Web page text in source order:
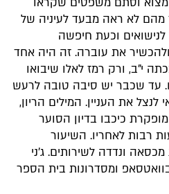
מהם לא ראה מבעד לעיניה של
וכעת חיפשה
את עוברה. זה היה אחד
י"ב, ורק רמז לאלו שיבואו
עד שכבר יש סיבה טובה לרעש
את העניין. המילים הריון,
כיכבו בדיון הסוער
רבות לאחריו. השיעור
ונדדה לשירותים. ג'ני
ומסדרונות בית הספר